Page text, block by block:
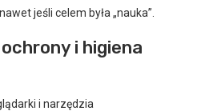
jeśli celem była „nauka”.
i higiena
i narzędzia